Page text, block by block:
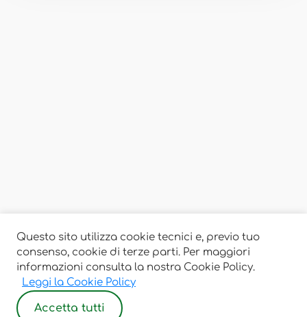
Questo sito utilizza cookie tecnici e, previo tuo
consenso, cookie di terze parti. Per maggiori
informazioni consulta la nostra Cookie Policy.
Leggi la Cookie Policy
Accetta tutti